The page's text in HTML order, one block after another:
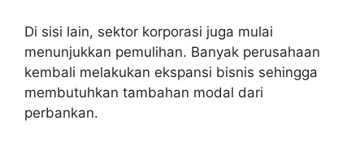
Di sisi lain, sektor korporasi juga mulai
menunjukkan pemulihan. Banyak perusahaan
kembali melakukan ekspansi bisnis sehingga
membutuhkan tambahan modal dari
perbankan.